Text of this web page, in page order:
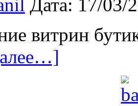
Дата: 17/03/
витрин